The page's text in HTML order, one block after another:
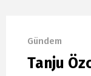
Gündem
Tanju